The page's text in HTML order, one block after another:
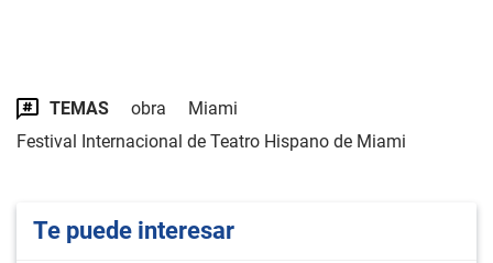
TEMAS obra
Miami
Festival Internacional de Teatro Hispano de Miami
Te puede interesar